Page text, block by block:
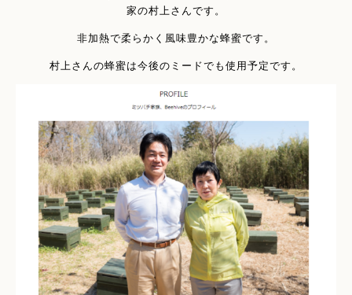
家の村上さんです。
非加熱で柔らかく風味豊かな蜂蜜です。
村上さんの蜂蜜は今後のミードでも使用予定です。